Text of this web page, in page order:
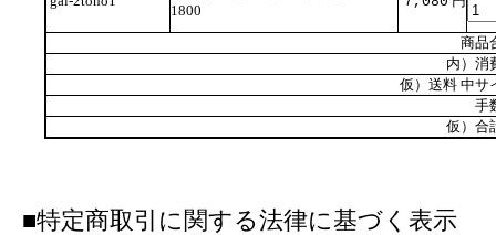
1800
商品
内）消
仮）送料 中サ
手
仮）合
■特定商取引に関する法律に基づく表示